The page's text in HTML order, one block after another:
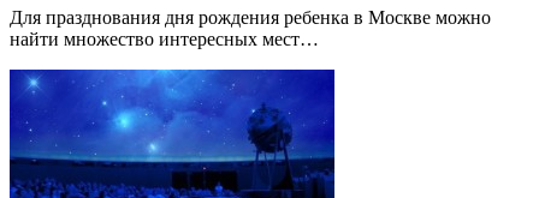
Для празднования дня рождения ребенка в Москве можно
найти множество интересных мест…